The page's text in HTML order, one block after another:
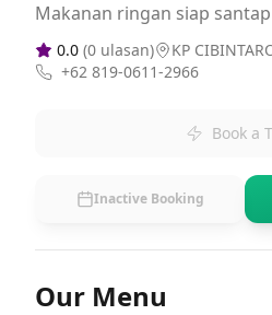
Makanan ringan siap
0.0 (0 ulasan)
KP
+62 819-0611-2966
Book a
Inactive Booking
Our Menu